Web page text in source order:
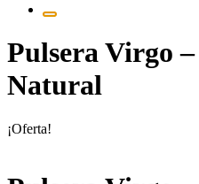
Pulsera Virgo
Natural
¡Oferta!